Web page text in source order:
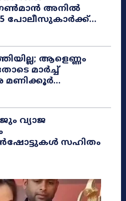
ഗൺമാൻ അനിൽ
പോലീസുകാർക്ക്...
ആളെണ്ണം
മാർച്ച്
മണിക്കൂർ...
വ്യാജ
സഹിതം